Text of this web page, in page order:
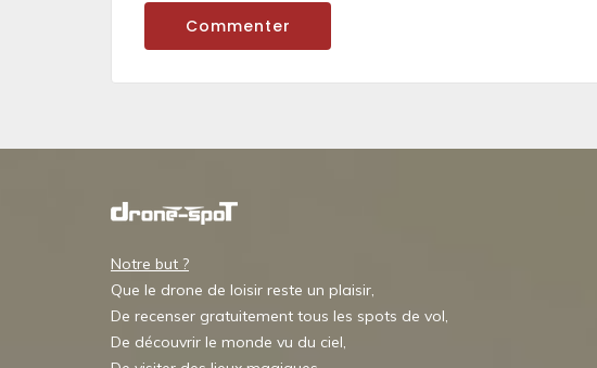
Commenter
Notre but ?
Que le drone de loisir reste un plaisir,
De recenser gratuitement tous les spots de vol,
De découvrir le monde vu du ciel,